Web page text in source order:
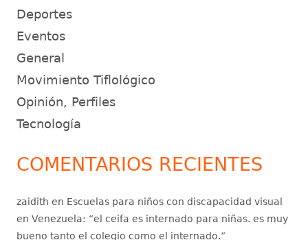
Deportes
Eventos
General
Movimiento Tiflológico
Opinión, Perfiles
Tecnología
COMENTARIOS RECIENTES
zaidith en Escuelas para niños con discapacidad visual
en Venezuela: “el ceifa es internado para niñas. es muy
bueno tanto el colegio como el internado.”